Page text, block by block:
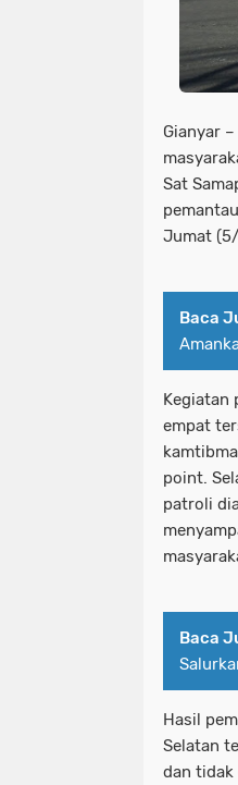
Gianyar
Sat
Jumat
Baca
Kegiatan
empat
point.
patroli
Baca
Hasil
Selatan
dan tidak